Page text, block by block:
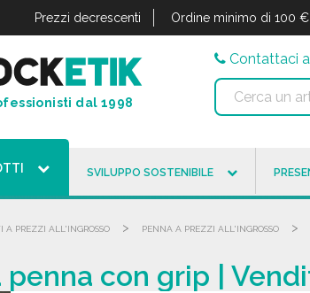
Prezzi decrescenti Ordine minimo di 100 €
dal 1998
Contattaci
SVILUPPO SOSTENIBILE
A PREZZI ALL'INGROSSO > PENNA A PREZZI ALL'INGROSSO >
penna con grip |